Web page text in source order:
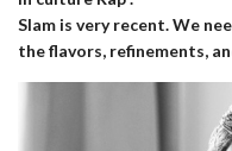
Slam is very recent. We
the flavors, refinements,